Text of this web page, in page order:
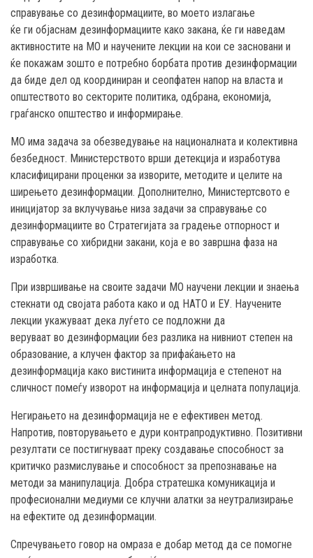
справување со дезинформациите, во моето излагање
ќе ги објаснам дезинформациите како закана, ќе ги наведам
активностите на МО и научените лекции на кои се засновани и
ќе покажам зошто е потребно борбата против дезинформации
да биде дел од координиран и сеопфатен напор на власта и
општеството во секторите политика, одбрана, економија,
граѓанско општество и информирање.
МО има задача за обезведување на националната и колективна
безбедност. Министерството врши детекција и изработува
класифицирани проценки за изворите, методите и целите на
ширењето дезинформации. Дополнително, Министертсвото е
иницијатор за вклучување низа задачи за справување со
дезинформациите во Стратегијата за градење отпорност и
справување со хибридни закани, која е во завршна фаза на
изработка.
При извршивање на своите задачи МО научени лекции и знаења
стекнати од својата работа како и од НАТО и ЕУ. Научените
лекции укажуваат дека луѓето се подложни да
веруваат во дезинформации без разлика на нивниот степен на
образование, а клучен фактор за прифаќањето на
дезинформација како вистинита информација е степенот на
сличност помеѓу изворот на информација и целната популација.
Негирањето на дезинформација не е ефективен метод.
Напротив, повторувањето е дури контрапродуктивно. Позитивни
резултати се постигнуваат преку создавање способност за
критичко размислување и способност за препознавање на
методи за манипулација. Добра стратешка комуникација и
професионални медиуми се клучни алатки за неутрализирање
на ефектите од дезинформации.
Спречувањето говор на омраза е добар метод да се помогне